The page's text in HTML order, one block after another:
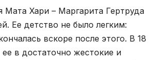
Мата Хари – Маргарита Гертруда
Ее детство не было легким:
вскоре после этого. В 18
в достаточно жестокие и